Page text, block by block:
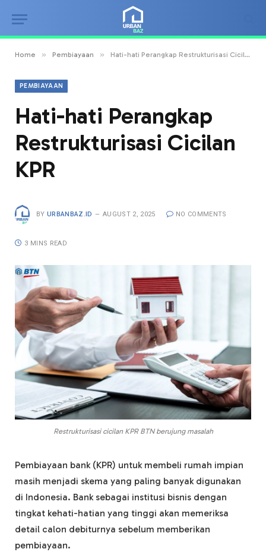
Home » Pembiayaan » Hati-hati Perangkap Restrukturisasi Cicilan KPR
PEMBIAYAAN
Hati-hati Perangkap
Restrukturisasi Cicilan
KPR
BY URBANBAZ.ID AUGUST 2, 2025 NO COMMENTS
3 MINS READ
Restrukturisasi cicilan KPR BTN berujung masalah
Pembiayaan bank (KPR) untuk membeli rumah impian
masih menjadi skema yang paling banyak digunakan
di Indonesia. Bank sebagai institusi bisnis dengan
tingkat kehati-hatian yang tinggi akan memeriksa
detail calon debiturnya sebelum memberikan
pembiayaan.